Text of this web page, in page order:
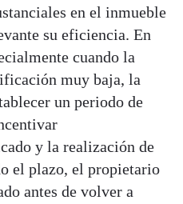
en el inmueble
su eficiencia. En
cuando la
muy baja, la
un periodo de
y la realización de
el plazo, el propietario
antes de volver a